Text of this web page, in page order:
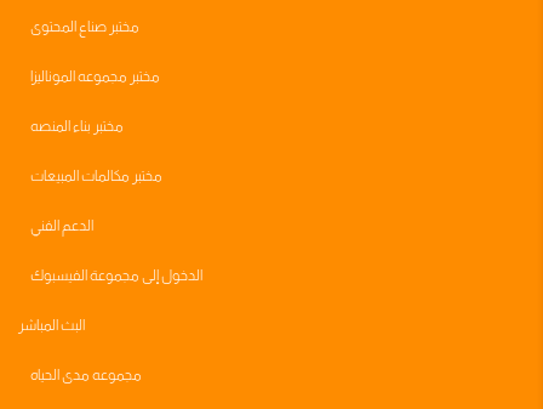
مختبر صناع المحتوى
مختبر مجموعه الموناليزا
مختبر بناء المنصه
مختبر مكالمات المبيعات
الدعم الفني
الدخول إلى مجموعة الفيسبوك
البث المباشر
مجموعه مدى الحياه